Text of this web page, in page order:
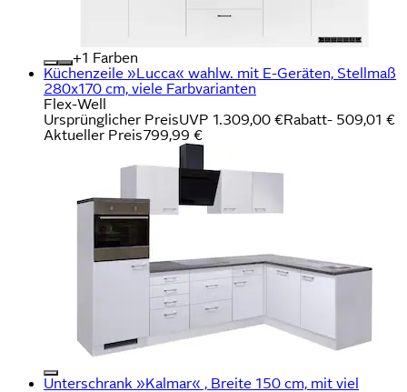
+
Farben
Küchenzeile »Lucca« wahlw. mit E-Geräten, Stellmaß
280x170 cm, viele Farbvarianten
Flex-Well
Ursprünglicher PreisUVP 1.309,00 €Rabatt- 509,01 €
Aktueller Preis799,99 €
Unterschrank »Kalmar« , Breite 150 cm, mit viel